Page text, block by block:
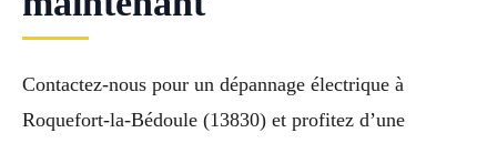
Contactez-nous pour un dépannage électrique à
Roquefort-la-Bédoule (13830) et profitez d’une